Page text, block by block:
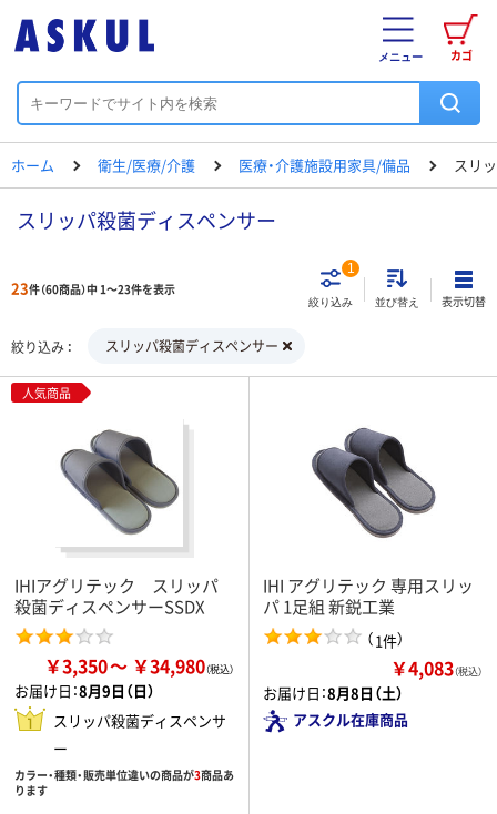
カゴ
メニュー
ホーム 衛生/医療/介護 医療・介護施設用家具/備品 スリ
スリッパ殺菌ディスペンサー
23件（60商品）中 1～23件を表示
絞り込み
1
並び替え 表示切替
絞り込み スリッパ殺菌ディスペンサー
人気商品
IHIアグリテック スリッパ
殺菌ディスペンサーSSDX
￥3,350 ￥34,980
お届け日：8月9日（日）
スリッパ殺菌ディスペンサ
ー
カラー・種類・販売単位違いの商品が3商品あ
ります
IHI アグリテック 専用スリッ
パ 1足組 新鋭工業
（1件）
￥4,083（税込）
お届け日：8月8日（土）
アスクル在庫商品